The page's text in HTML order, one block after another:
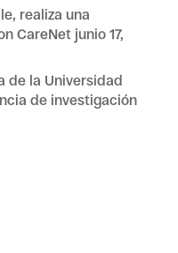
realiza una
CareNet junio 17,
de la Universidad
de investigación